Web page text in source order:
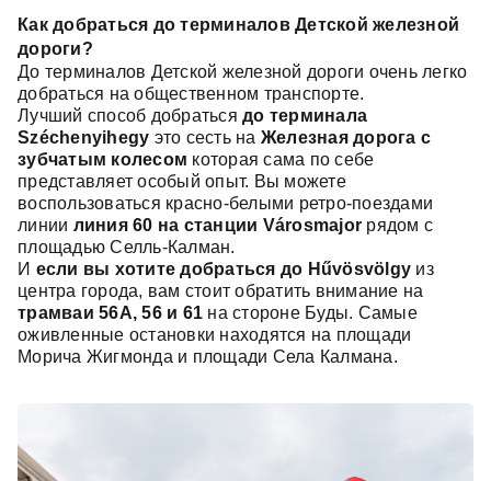
Как добраться до терминалов Детской железной
дороги?
До терминалов Детской железной дороги очень легко
добраться на общественном транспорте.
Лучший способ добраться до терминала
Széchenyihegy это сесть на Железная дорога с
зубчатым колесом которая сама по себе
представляет особый опыт. Вы можете
воспользоваться красно-белыми ретро-поездами
линии линия 60 на станции Városmajor рядом с
площадью Селль-Калман.
И если вы хотите добраться до Hűvösvölgy из
центра города, вам стоит обратить внимание на
трамваи 56A, 56 и 61 на стороне Буды. Самые
оживленные остановки находятся на площади
Морича Жигмонда и площади Села Калмана.